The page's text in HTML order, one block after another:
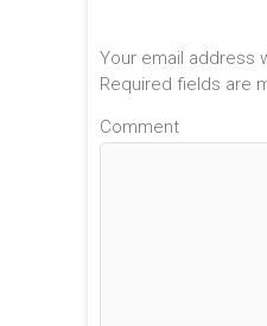
Your email address
Required fields are
Comment